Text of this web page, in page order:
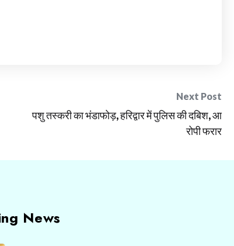
Next Post
पशु तस्करी का भंडाफोड़, हरिद्वार में पुलिस की दबिश, आ
रोपी फरार
News